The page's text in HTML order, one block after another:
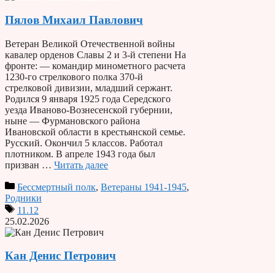
Пялов Михаил Павлович
Ветеран Великой Отечественной войны
кавалер орденов Славы 2 и 3-й степени На
фронте: — командир минометного расчета
1230-го стрелкового полка 370-й
стрелковой дивизии, младший сержант.
Родился 9 января 1925 года Середского
уезда Иваново-Вознесенской губернии,
ныне — Фурмановского района
Ивановской области в крестьянской семье.
Русский. Окончил 5 классов. Работал
плотником. В апреле 1943 года был
призван … Читать далее
Бессмертный полк, Ветераны 1941-1945,
Родники
11.12
25.02.2026
Кан Денис Петрович